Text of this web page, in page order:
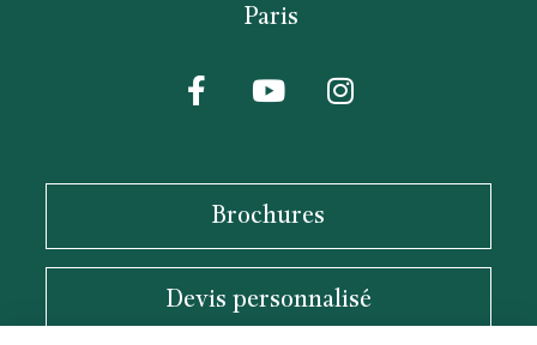
Paris
F
a
b
o
-
Y
o
u
b
e
I
n
a
r
a
m
Brochures
Devis personnalisé